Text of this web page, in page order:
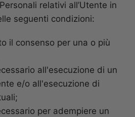
relativi all’Utente in
seguenti condizioni:
il consenso per una o più
all'esecuzione di un
e/o all'esecuzione di
per adempiere un